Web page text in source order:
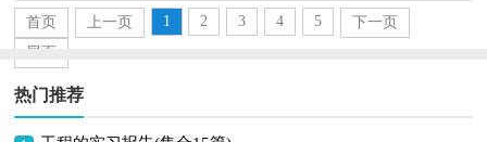
么写的呢？下面是小编整理的会计实习报告，仅供参考...
首页 上一页 1 2 3 4 5
下一页
尾页
热门推荐